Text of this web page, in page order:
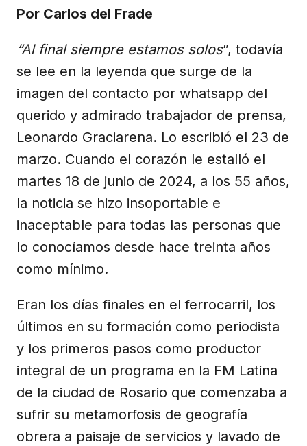
(Twitter)
Por Carlos del Frade
“Al final siempre estamos solos”, todavía
se lee en la leyenda que surge de la
imagen del contacto por whatsapp del
querido y admirado trabajador de prensa,
Leonardo Graciarena. Lo escribió el 23 de
marzo. Cuando el corazón le estalló el
martes 18 de junio de 2024, a los 55 años,
la noticia se hizo insoportable e
inaceptable para todas las personas que
lo conocíamos desde hace treinta años
como mínimo.
Eran los días finales en el ferrocarril, los
últimos en su formación como periodista
y los primeros pasos como productor
integral de un programa en la FM Latina
de la ciudad de Rosario que comenzaba a
sufrir su metamorfosis de geografía
obrera a paisaje de servicios y lavado de